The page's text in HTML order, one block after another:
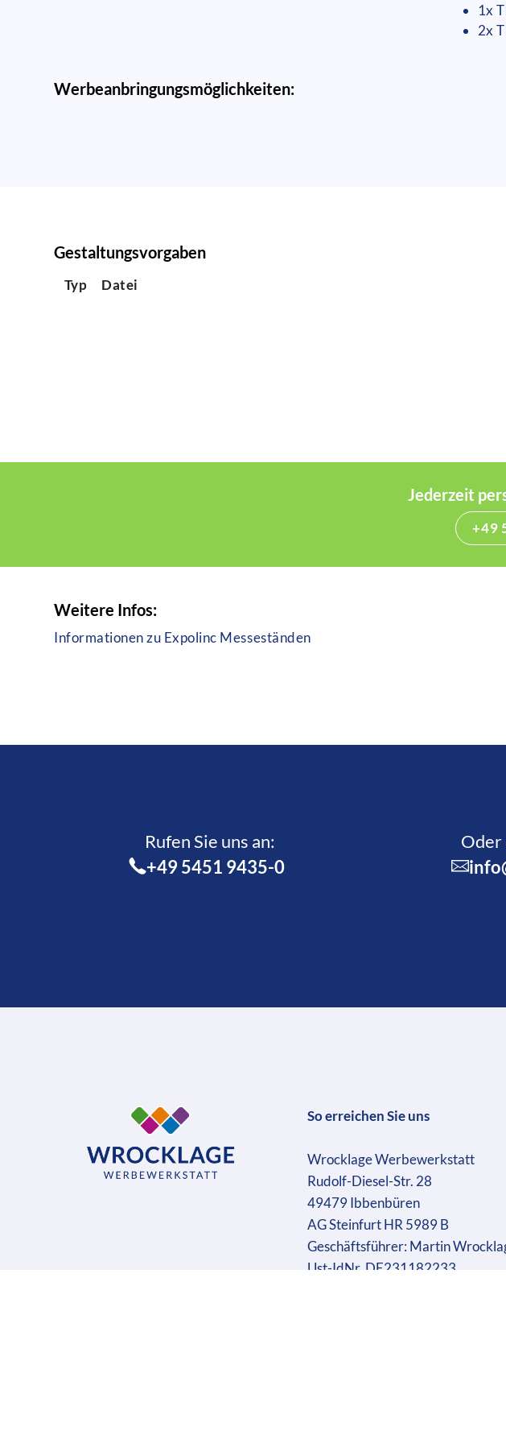
1x
2x
Werbeanbringungsmöglichkeiten:
Gestaltungsvorgaben
Typ Datei
Jederzeit
+49
Weitere Infos:
Informationen zu Expolinc Messeständen
Rufen Sie uns an:­
+49 5451 9435-0
Oder
So erreichen Sie uns
Wrocklage Werbewerkstatt
Rudolf-Diesel-Str. 28
49479 Ibbenbüren
AG Steinfurt HR 5989 B
Geschäftsführer: Martin
Ust-IdNr. DE231182233